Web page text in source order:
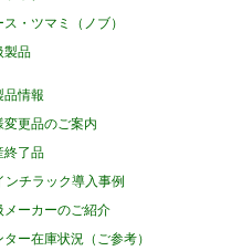
ス・ツマミ（ノブ）
製品
品情報
変更品のご案内
終了品
ンチラック導入事例
メーカーのご紹介
ター在庫状況（ご参考）